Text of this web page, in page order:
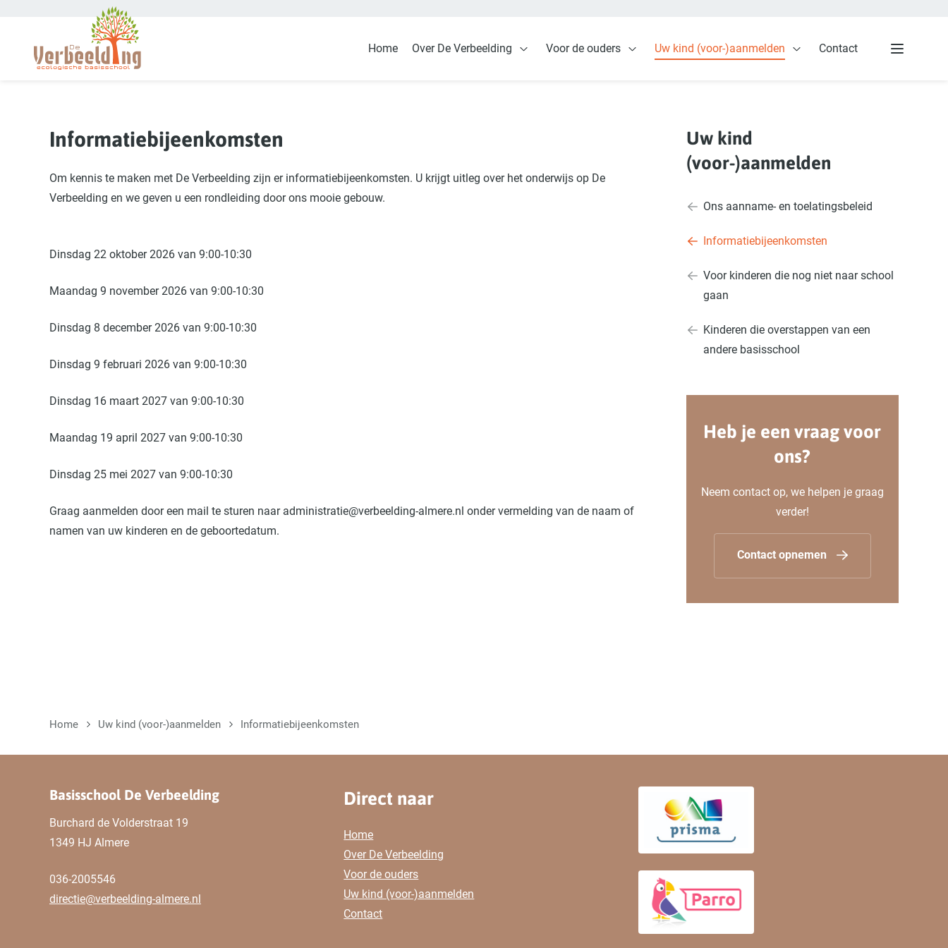
Overslaan en naar de inhoud gaan
Home Over De Verbeelding Voor de ouders
Open Voor de ouders
Uw kind (voor-)aanmelden
Open Uw kind (voor-
Contact
Menu
Informatiebijeenkomsten
Om kennis te maken met De Verbeelding zijn er informatiebijeenkomsten. U krijgt uitleg over het onderwijs op De
Verbeelding en we geven u een rondleiding door ons mooie gebouw.
Dinsdag 22 oktober 2026 van 9:00-10:30
Maandag 9 november 2026 van 9:00-10:30
Dinsdag 8 december 2026 van 9:00-10:30
Dinsdag 9 februari 2026 van 9:00-10:30
Dinsdag 16 maart 2027 van 9:00-10:30
Maandag 19 april 2027 van 9:00-10:30
Dinsdag 25 mei 2027 van 9:00-10:30
Graag aanmelden door een mail te sturen naar administratie@verbeelding-almere.nl onder vermelding van de naam of
namen van uw kinderen en de geboortedatum.
Uw kind
(voor-)aanmelden
Ons aanname- en toelatingsbeleid
Informatiebijeenkomsten
Voor kinderen die nog niet naar school
gaan
Kinderen die overstappen van een
andere basisschool
Heb je een vraag voor
ons?
Neem contact op, we helpen je graag
verder!
Contact opnemen
Home Uw kind (voor-)aanmelden Informatiebijeenkomsten
Basisschool De Verbeelding
Burchard de Volderstraat 19
1349 HJ Almere
036-2005546
directie@verbeelding-almere.nl
Direct naar
Home
Over De Verbeelding
Voor de ouders
Uw kind (voor-)aanmelden
Contact